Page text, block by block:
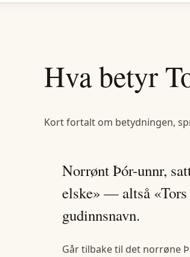
Hva betyr
Kort fortalt om betydningen,
Norrønt Þór-unnr,
elske» — altså
gudinnsnavn.
Går tilbake til det norrøne